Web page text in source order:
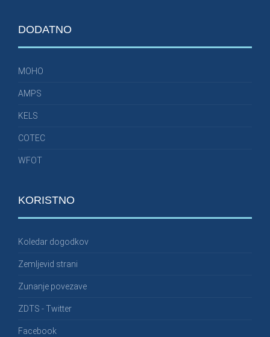
DODATNO
MOHO
AMPS
KELS
COTEC
WFOT
KORISTNO
Koledar dogodkov
Zemljevid strani
Zunanje povezave
ZDTS - Twitter
Facebook